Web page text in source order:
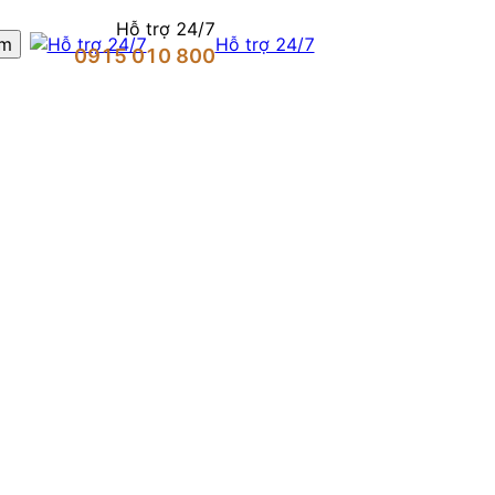
Hỗ trợ 24/7
0915 010 800Hỗ trợ 24/7